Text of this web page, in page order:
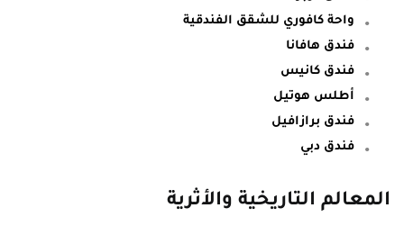
واحة كافوري للشقق الفندقية
فندق هافانا
فندق كانيس
أطلس هوتيل
فندق برازافيل
فندق دبي
المعالم التاريخية والأثرية